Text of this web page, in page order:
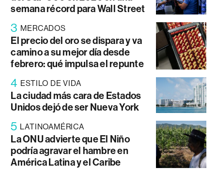
semana récord para Wall Street
3 MERCADOS
El precio del oro se dispara y va
camino a su mejor día desde
febrero: qué impulsa el repunte
4 ESTILO DE VIDA
La ciudad más cara de Estados
Unidos dejó de ser Nueva York
5 LATINOAMÉRICA
La ONU advierte que El Niño
podría agravar el hambre en
América Latina y el Caribe